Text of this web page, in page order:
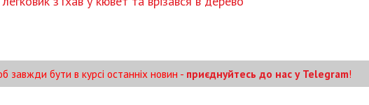
завжди бути в курсі останніх новин - приєднуйтесь до нас у Telegram!